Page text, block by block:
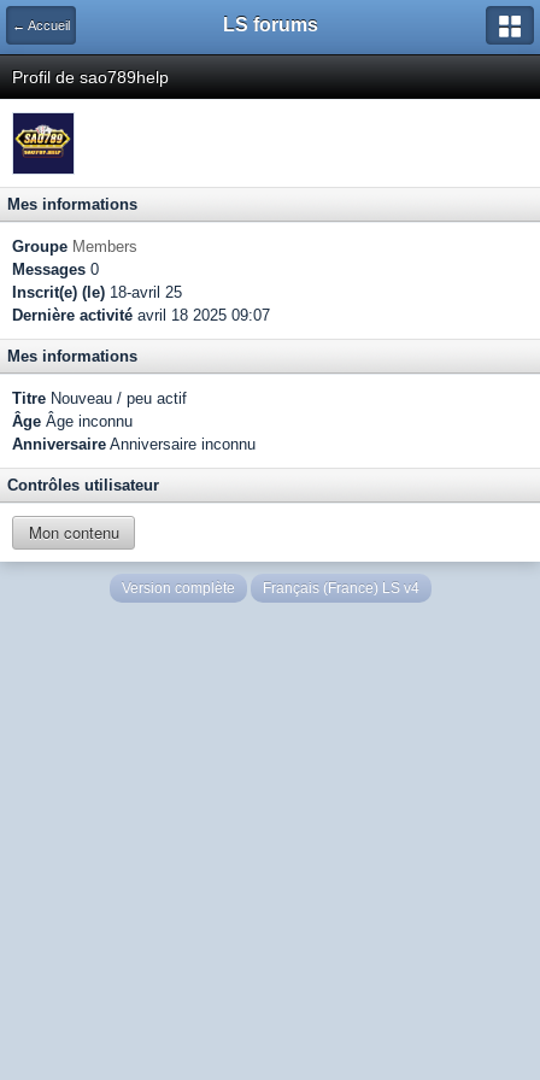
← Accueil LS forums
Profil de sao789help
Mes informations
Groupe Members
Messages 0
Inscrit(e) (le) 18-avril 25
Dernière activité avril 18 2025 09:07
Mes informations
Titre Nouveau / peu actif
Âge Âge inconnu
Anniversaire Anniversaire inconnu
Contrôles utilisateur
Mon contenu
Version complète Français (France) LS v4